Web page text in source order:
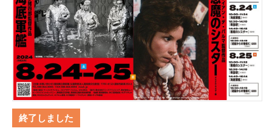
終了しました